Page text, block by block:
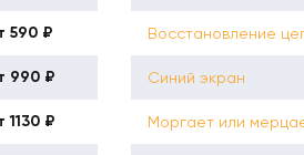
590 ₽
990 ₽
1130 ₽
Восстановление
Синий экран
Моргает или